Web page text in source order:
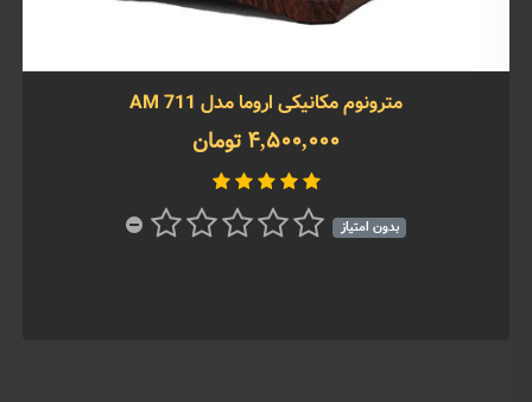
مترونوم مکانیکی اروما مدل AM 711
4,500,000 تومان
بدون امتیاز